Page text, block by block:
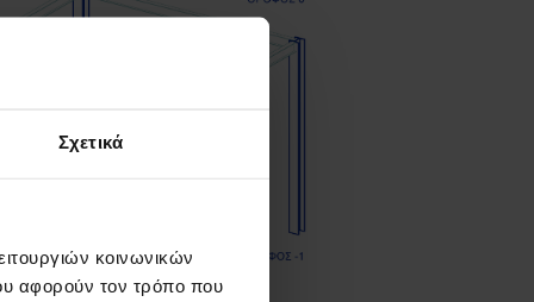
Σχετικά
κοινωνικών
αφορούν τον τρόπο που